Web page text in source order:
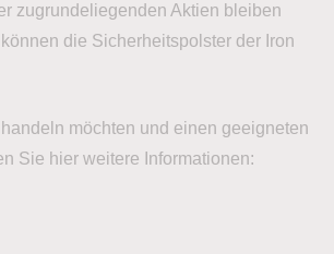
finden Sie hier:
erstellen
angesprochen werden? (erforderlich)
zugrundeliegenden Aktien bleiben
die Sicherheitspolster der Iron
möchten und einen geeigneten
Sie hier weitere Informationen: